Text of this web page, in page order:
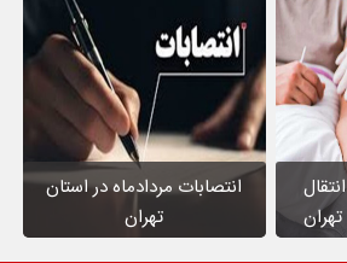
انتقال
انتصابات مردادماه در استان
تهران